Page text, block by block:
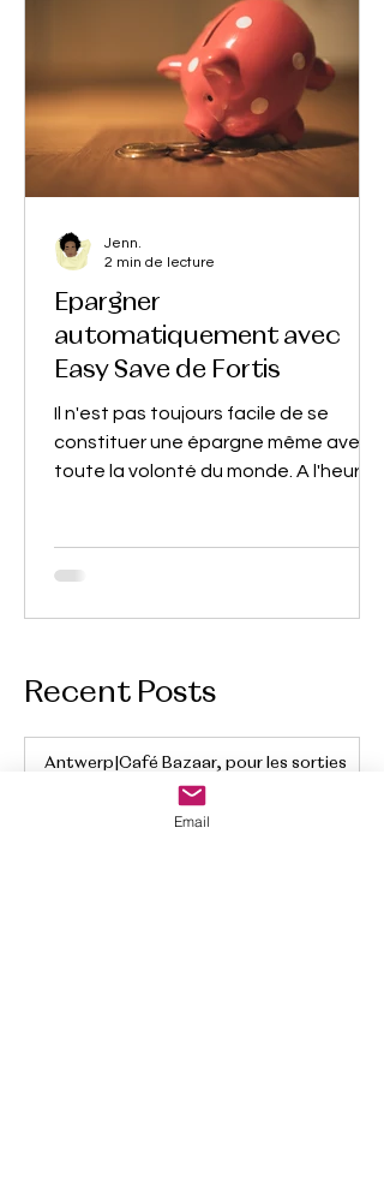
Epargner
automatiquement avec
Easy Save de Fortis
Il n'est pas toujours facile de se
constituer une épargne même avec
toute la volonté du monde. A l'heure
Jenn.
2 min de lecture
Recent Posts
Antwerp|Café Bazaar, pour les sorties
gourmandes en amoureux.
Email